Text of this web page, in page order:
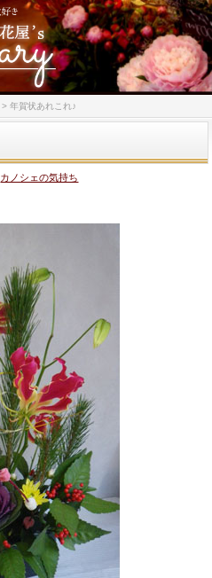
>年賀状あれこれ♪
カノシェの気持ち